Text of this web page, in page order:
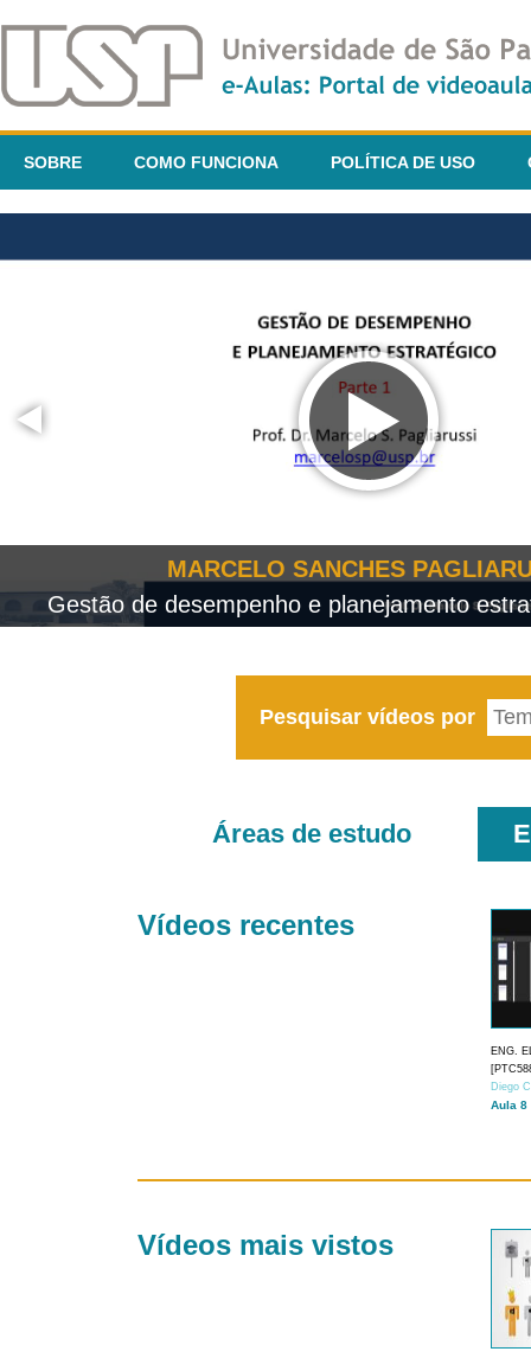
SOBRE COMO FUNCIONA POLÍTICA DE USO
MARCELO SANCHES
Gestão de desempenho e planejamento
Pesquisar vídeos por
Áreas de estudo
Vídeos recentes
ENG.
Diego
Aula 8
Vídeos mais vistos